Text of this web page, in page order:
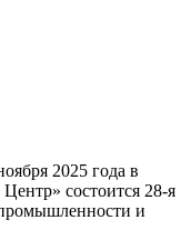
2025 года в
состоится 28-я
и